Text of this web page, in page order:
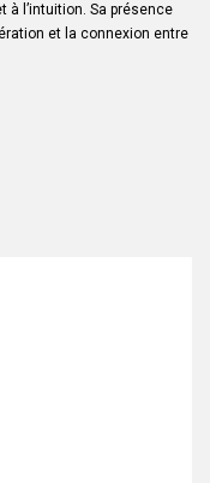
l’intuition. Sa présence
et la connexion entre